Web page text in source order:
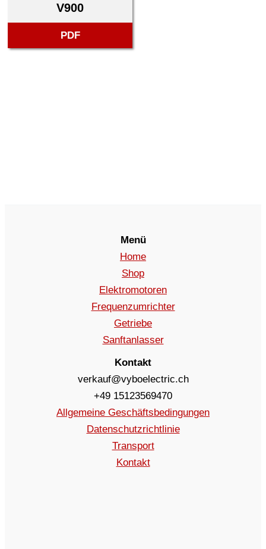
V900
PDF
Menü
Home
Shop
Elektromotoren
Frequenzumrichter
Getriebe
Sanftanlasser
Kontakt
verkauf@vyboelectric.ch
+49 15123569470
Allgemeine Geschäftsbedingungen
Datenschutzrichtlinie
Transport
Kontakt